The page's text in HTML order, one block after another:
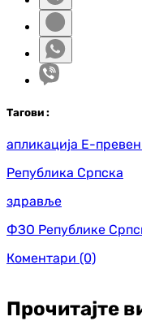
Тагови :
апликација Е-
Република Српска
здравље
ФЗО Републике
Коментари (0)
Прочитајте